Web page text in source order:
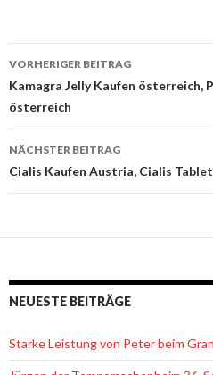
Beitrags-
Navigation
VORHERIGER BEITRAG
Kamagra Jelly Kaufen österreich,
österreich
NÄCHSTER BEITRAG
Cialis Kaufen Austria, Cialis
NEUESTE BEITRÄGE
Starke Leistung von Peter beim